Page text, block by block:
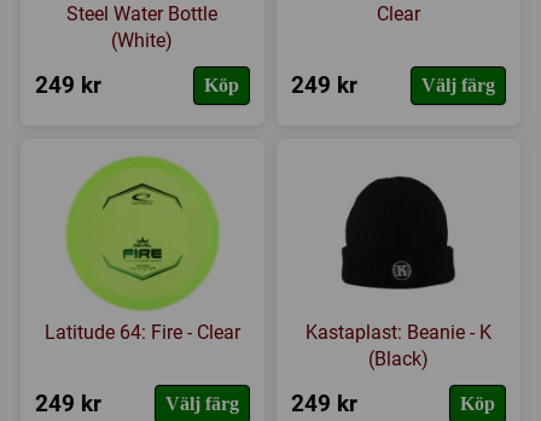
Steel Water Bottle
(White)
249 kr Köp
Clear
249 kr Välj färg
Latitude 64: Fire - Clear
249 kr Välj färg
Kastaplast: Beanie - K
(Black)
249 kr Köp